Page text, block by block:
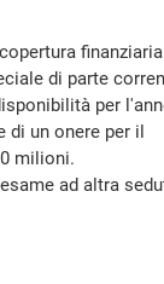
finanziaria
di parte
per
di un onere per il
milioni.
ad altra